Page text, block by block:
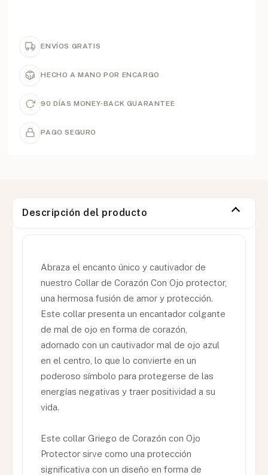
ENVÍOS GRATIS
HECHO A MANO POR ENCARGO
90 DÍAS MONEY-BACK GUARANTEE
PAGO SEGURO
Descripción del producto
Abraza el encanto único y cautivador de
nuestro Collar de Corazón Con Ojo protector,
una hermosa fusión de amor y protección.
Este collar presenta un encantador colgante
de mal de ojo en forma de corazón,
adornado con un cautivador mal de ojo azul
en el centro, lo que lo convierte en un
poderoso símbolo para protegerse de las
energías negativas y traer positividad a su
vida.
Este collar Griego de Corazón con Ojo
Protector sirve como una protección
significativa con un diseño en forma de